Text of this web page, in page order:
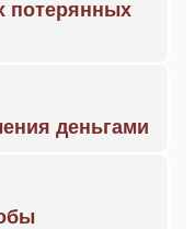
потерянных
деньгами